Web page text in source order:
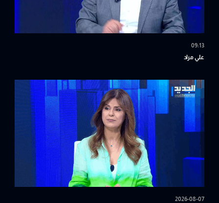
09:13
علي مراد
2026-08-07